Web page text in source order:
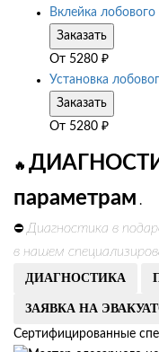
Вклейка лобового
Заказать
От 5280 ₽
Установка
Заказать
От 5280 ₽
🔥
параметрам .
⛔ Диагностика в
в нашем
ДИАГНОСТИКА
ЗАЯВКА НА
Сертифицированные